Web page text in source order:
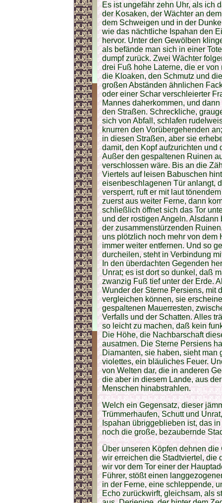
Es ist ungefähr zehn Uhr, als ich
der Kosaken, der Wächter an
dem Schweigen und in der
wie das nächtliche Ispahan den
hervor. Unter den Gewölben
als befände man sich in einer
dumpf zurück. Zwei Wächter
drei Fuß hohe Laterne, die er
die Kloaken, den Schmutz und
großen Abständen ähnlichen
oder einer Schar verschleierter
Mannes daherkommen, und
den Straßen. Schreckliche,
sich von Abfall, schlafen
knurren den Vorübergehenden
in diesen Straßen, aber sie
damit, den Kopf aufzurichten und
Außer den gespaltenen Ruinen
verschlossen wäre. Bis an die
Viertels auf leisen Babuschen
eisenbeschlagenen Tür anlangt,
versperrt, ruft er mit laut
zuerst aus weiter Ferne, dann
schließlich öffnet sich das Tor
und der rostigen Angeln.
der zusammenstürzenden
uns plötzlich noch mehr von dem
immer weiter entfernen. Und so
durcheilen, steht in Verbindung
In den überdachten Gegenden
Unrat; es ist dort so dunkel, daß
zwanzig Fuß tief unter der Erde.
Wunder der Sterne Persiens, mit
vergleichen können, sie
gespaltenen Mauerresten,
Verfalls und der Schatten. Alles
so leicht zu machen, daß kein
Die Höhe, die Nachbarschaft
ausatmen. Die Sterne Persiens
Diamanten, sie haben, sieht man
violettes, ein bläuliches Feuer.
von Welten dar, die in anderen
die aber in diesem Lande, aus
Menschen hinabstrahlen.
Welch ein Gegensatz, dieser
Trümmerhaufen, Schutt und
Ispahan übriggeblieben ist, das
noch die große, bezaubernde
Über unseren Köpfen dehnen
wir erreichen die Stadtviertel, die
wir vor dem Tor einer der
Führer, stößt einen
in der Ferne, eine schleppende,
Echo zurückwirft, gleichsam, als